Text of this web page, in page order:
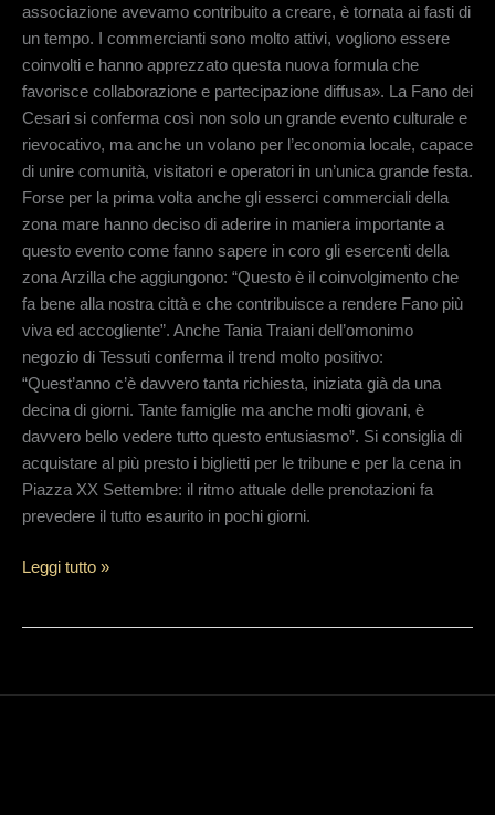
associazione avevamo contribuito a creare, è tornata ai fasti di
un tempo. I commercianti sono molto attivi, vogliono essere
coinvolti e hanno apprezzato questa nuova formula che
favorisce collaborazione e partecipazione diffusa». La Fano dei
Cesari si conferma così non solo un grande evento culturale e
rievocativo, ma anche un volano per l’economia locale, capace
di unire comunità, visitatori e operatori in un’unica grande festa.
Forse per la prima volta anche gli esserci commerciali della
zona mare hanno deciso di aderire in maniera importante a
questo evento come fanno sapere in coro gli esercenti della
zona Arzilla che aggiungono: “Questo è il coinvolgimento che
fa bene alla nostra città e che contribuisce a rendere Fano più
viva ed accogliente”. Anche Tania Traiani dell’omonimo
negozio di Tessuti conferma il trend molto positivo:
“Quest’anno c’è davvero tanta richiesta, iniziata già da una
decina di giorni. Tante famiglie ma anche molti giovani, è
davvero bello vedere tutto questo entusiasmo”. Si consiglia di
acquistare al più presto i biglietti per le tribune e per la cena in
Piazza XX Settembre: il ritmo attuale delle prenotazioni fa
prevedere il tutto esaurito in pochi giorni.
Leggi tutto »